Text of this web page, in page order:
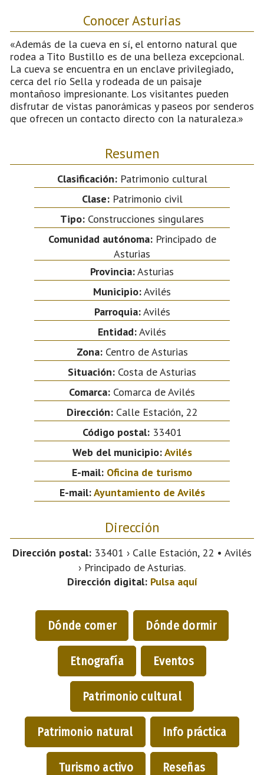
Conocer Asturias
«Además de la cueva en sí, el entorno natural que
rodea a Tito Bustillo es de una belleza excepcional.
La cueva se encuentra en un enclave privilegiado,
cerca del río Sella y rodeada de un paisaje
montañoso impresionante. Los visitantes pueden
disfrutar de vistas panorámicas y paseos por senderos
que ofrecen un contacto directo con la naturaleza.»
Resumen
Clasificación:Patrimonio cultural
Clase:Patrimonio civil
Tipo: Construcciones singulares
Comunidad autónoma:Principado de
Asturias
Provincia:Asturias
Municipio:Avilés
Parroquia:Avilés
Entidad:Avilés
Zona:Centro de Asturias
Situación: Costa de Asturias
Comarca: Comarca de Avilés
Dirección: Calle Estación, 22
Código postal:33401
Web del municipio:Avilés
E-mail: Oficina de turismo
E-mail:Ayuntamiento de Avilés
Dirección
Dirección postal: 33401 › Calle Estación, 22 • Avilés
› Principado de Asturias.
Dirección digital: Pulsa aquí
Dónde comer Dónde dormir
Etnografía Eventos
Patrimonio cultural
Patrimonio natural Info práctica
Turismo activo Reseñas